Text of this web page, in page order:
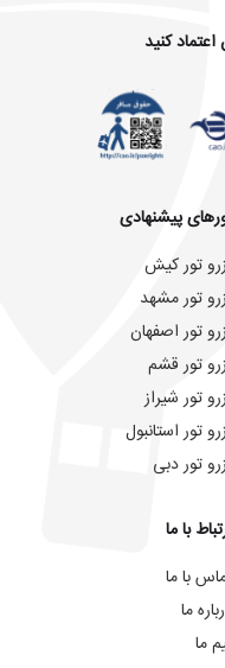
کنید
پیشنهادی
تور کیش
تور مشهد
تور اصفهان
تور قشم
تور شیراز
تور استانبول
تور دبی
با ما
با ما
ما
ما